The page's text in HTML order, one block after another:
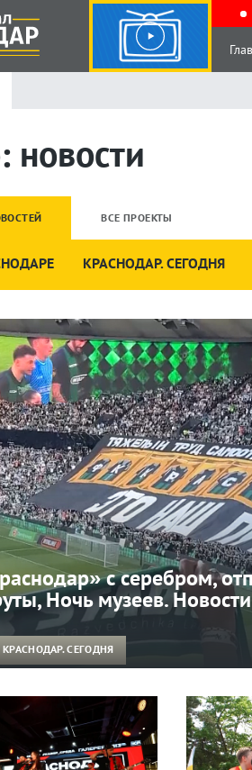
новости
ВСЕ ПРОЕКТЫ
КРАСНОДАР. СЕГОДНЯ
с серебром,
Ночь музеев.
КРАСНОДАР. СЕГОДНЯ